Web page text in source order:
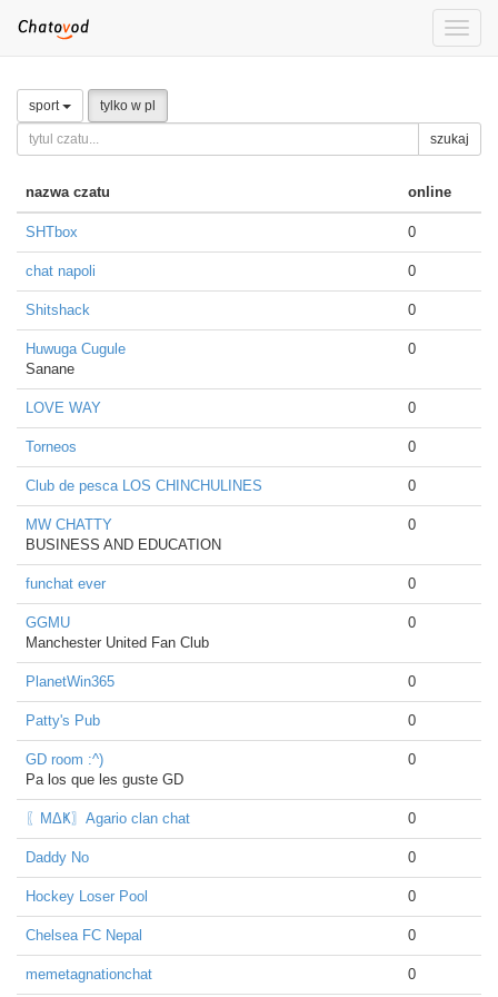
Toggle
sport tylko w pl
szukaj
nazwa czatu online
SHTbox 0
chat napoli 0
Shitshack 0
Huwuga Cugule
Sanane
0
LOVE WAY 0
Torneos 0
Club de pesca LOS CHINCHULINES 0
MW CHATTY
BUSINESS AND EDUCATION
0
funchat ever 0
GGMU
Manchester United Fan Club
0
PlanetWin365 0
Patty's Pub 0
GD room :^)
Pa los que les guste GD
0
〖ΜΔҜ〗Agario clan chat 0
Daddy No 0
Hockey Loser Pool 0
Chelsea FC Nepal 0
memetagnationchat 0